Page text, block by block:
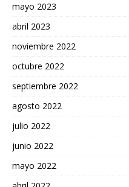
mayo 2023
abril 2023
noviembre 2022
octubre 2022
septiembre 2022
agosto 2022
julio 2022
junio 2022
mayo 2022